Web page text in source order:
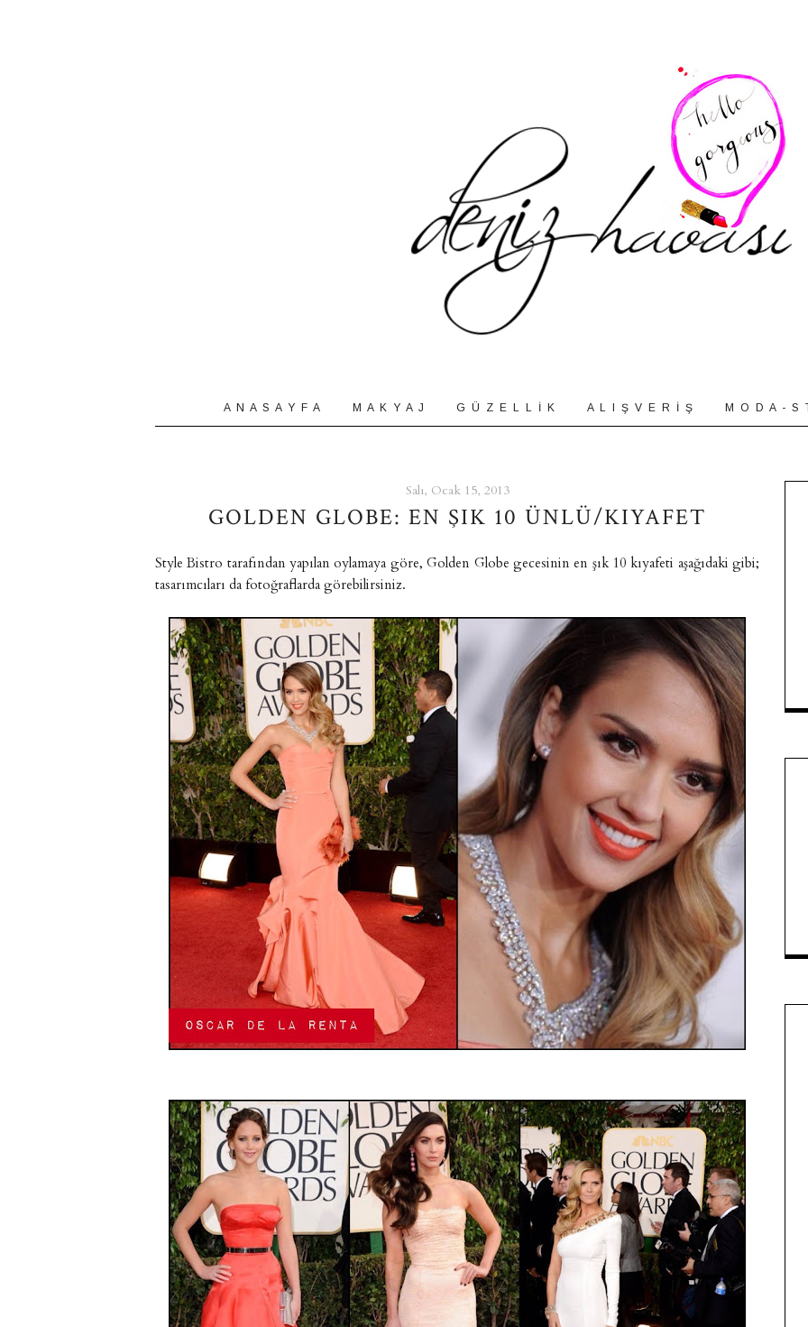
A N A S A Y F A M A K Y A J G Ü Z E L L İ K A L I Ş V E R İ Ş M O D A - S
Salı, Ocak 15, 2013
GOLDEN GLOBE: EN ŞIK 10 ÜNLÜ/KIYAFET
Style Bistro tarafından yapılan oylamaya göre, Golden Globe gecesinin en şık 10 kıyafeti aşağıdaki gibi;
tasarımcıları da fotoğraflarda görebilirsiniz.